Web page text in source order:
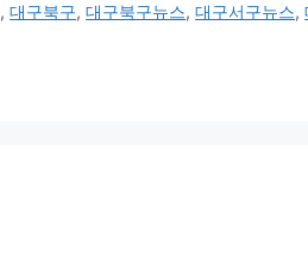
,대구북구,대구북구뉴스,대구서구뉴스,